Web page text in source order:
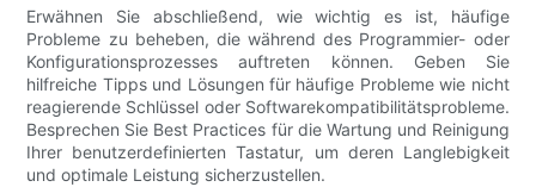
Erwähnen Sie abschließend, wie wichtig es ist, häufige
Probleme zu beheben, die während des Programmier- oder
Konfigurationsprozesses auftreten können. Geben Sie
hilfreiche Tipps und Lösungen für häufige Probleme wie nicht
reagierende Schlüssel oder Softwarekompatibilitätsprobleme.
Besprechen Sie Best Practices für die Wartung und Reinigung
Ihrer benutzerdefinierten Tastatur, um deren Langlebigkeit
und optimale Leistung sicherzustellen.